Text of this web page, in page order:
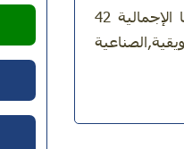
تقع هذه القطع الأرضية في النواصر بالقرب من مطار محمد الخامس و تبلغ مساحتها الإجمالية 42